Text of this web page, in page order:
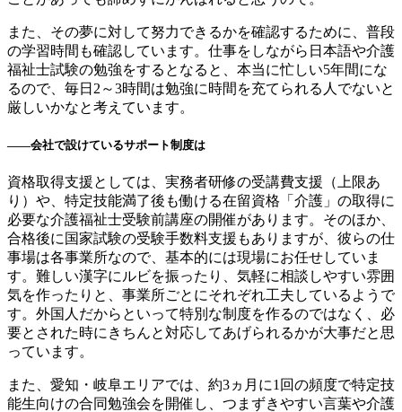
また、その夢に対して努力できるかを確認するために、普段
の学習時間も確認しています。仕事をしながら日本語や介護
福祉士試験の勉強をするとなると、本当に忙しい5年間にな
るので、毎日2～3時間は勉強に時間を充てられる人でないと
厳しいかなと考えています。
――会社で設けているサポート制度は
資格取得支援としては、実務者研修の受講費支援（上限あ
り）や、特定技能満了後も働ける在留資格「介護」の取得に
必要な介護福祉士受験前講座の開催があります。そのほか、
合格後に国家試験の受験手数料支援もありますが、彼らの仕
事場は各事業所なので、基本的には現場にお任せしていま
す。難しい漢字にルビを振ったり、気軽に相談しやすい雰囲
気を作ったりと、事業所ごとにそれぞれ工夫しているようで
す。外国人だからといって特別な制度を作るのではなく、必
要とされた時にきちんと対応してあげられるかが大事だと思
っています。
また、愛知・岐阜エリアでは、約3ヵ月に1回の頻度で特定技
能生向けの合同勉強会を開催し、つまずきやすい言葉や介護